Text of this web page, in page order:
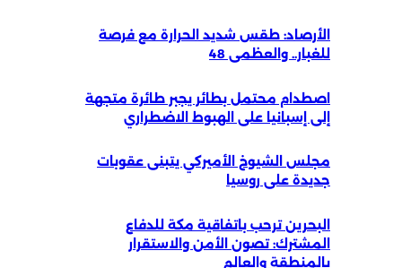
الأرصاد: طقس شديد الحرارة مع فرصة
للغبار.. والعظمى 48
اصطدام محتمل بطائر يجبر طائرة متجهة
إلى إسبانيا على الهبوط الاضطراري
مجلس الشيوخ الأميركي يتبنى عقوبات
جديدة على روسيا
البحرين ترحب باتفاقية مكة للدفاع
المشترك: تصون الأمن والاستقرار
بالمنطقة والعالم